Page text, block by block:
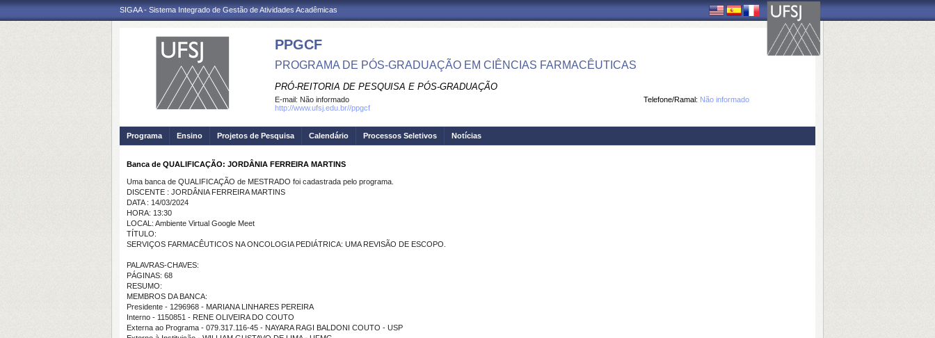
SIGAA - Sistema Integrado de Gestão de Atividades Acadêmicas
PPGCF
PROGRAMA DE PÓS-GRADUAÇÃO EM CIÊNCIAS FARMACÊUTICAS
PRÓ-REITORIA DE PESQUISA E PÓS-GRADUAÇÃO
Telefone/Ramal: Não informado
E-mail: Não informado
http://www.ufsj.edu.br//ppgcf
Programa Ensino Projetos de Pesquisa Calendário Processos Seletivos Notícias
Banca de QUALIFICAÇÃO: JORDÂNIA FERREIRA MARTINS
Uma banca de QUALIFICAÇÃO de MESTRADO foi cadastrada pelo programa.
DISCENTE : JORDÂNIA FERREIRA MARTINS
DATA : 14/03/2024
HORA: 13:30
LOCAL: Ambiente Virtual Google Meet
TÍTULO:
SERVIÇOS FARMACÊUTICOS NA ONCOLOGIA PEDIÁTRICA: UMA REVISÃO DE ESCOPO.
PALAVRAS-CHAVES:
PÁGINAS: 68
RESUMO:
MEMBROS DA BANCA:
Presidente - 1296968 - MARIANA LINHARES PEREIRA
Interno - 1150851 - RENE OLIVEIRA DO COUTO
Externa ao Programa - 079.317.116-45 - NAYARA RAGI BALDONI COUTO - USP